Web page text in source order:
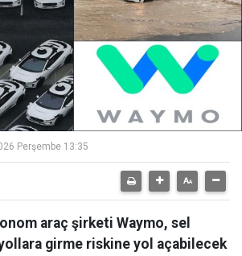
Perşembe 13:35
araç şirketi Waymo, sel
yollara girme riskine yol açabilecek